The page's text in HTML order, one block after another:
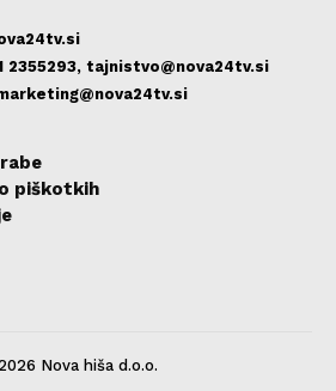
2355293, tajnistvo@nova24tv.si
piškotkih
Nova hiša d.o.o.